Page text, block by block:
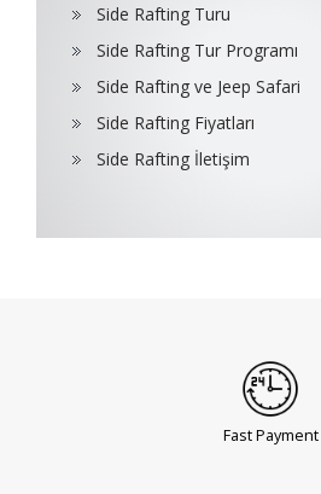
Side Rafting Turu
Side Rafting Tur Programı
Side Rafting ve Jeep Safari
Side Rafting Fiyatları
Side Rafting İletişim
Fast Payment